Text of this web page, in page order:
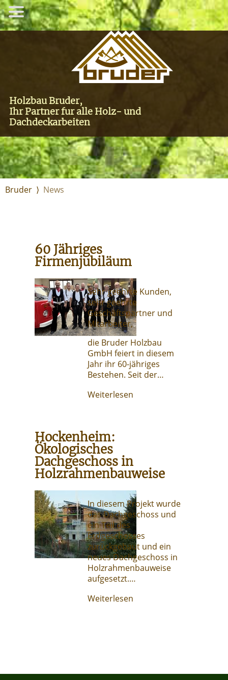
Holzbau Bruder,
Ihr Partner fur alle Holz- und
Dachdeckarbeiten
Bruder ⟩ News
60 Jähriges
Firmenjubiläum
Sehr geehrte Kunden,
sehr geehrte
Geschäftspartner und
Mitarbeiter,
die Bruder Holzbau
GmbH feiert in diesem
Jahr ihr 60-jähriges
Bestehen. Seit der…
Weiterlesen
Hockenheim:
Ökologisches
Dachgeschoss in
Holzrahmenbauweise
In diesem Projekt wurde
das Dachgeschoss und
ein Teil des
Erdgeschosses
zurückgebaut und ein
neues Dachgeschoss in
Holzrahmenbauweise
aufgesetzt.…
Weiterlesen